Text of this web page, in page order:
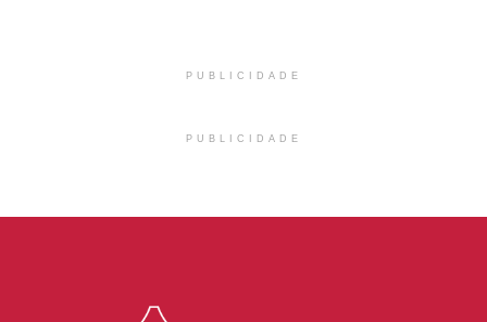
PUBLICIDADE
PUBLICIDADE